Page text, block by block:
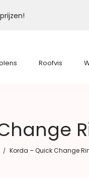
Roofvis
/ Korda – Quick Change